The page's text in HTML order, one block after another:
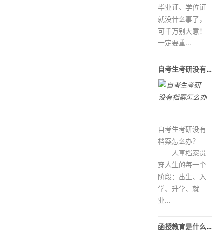
毕业证、学位证
就没什么事了，
可千万别大意！
一定要重...
自考生考研没有档案怎么办
自考生考研没有
档案怎么办？
人事档案贯
穿人生的每一个
阶段：出生、入
学、升学、就
业...
函授教育是什么，有学籍档案吗？